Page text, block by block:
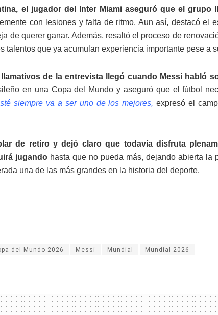
el jugador del Inter Miami aseguró que el grupo
con lesiones y falta de ritmo. Aun así, destacó el
de querer ganar. Además, resaltó el proceso de
talentos que ya acumulan experiencia importante pese a
de la entrevista llegó cuando Messi habló
en una Copa del Mundo y aseguró que el fútbol
siempre va a ser uno de los mejores, expresó el
de retiro y dejó claro que todavía disfruta
jugando hasta que no pueda más, dejando abierta la
una de las más grandes en la historia del deporte.
del Mundo 2026 Messi Mundial Mundial 2026